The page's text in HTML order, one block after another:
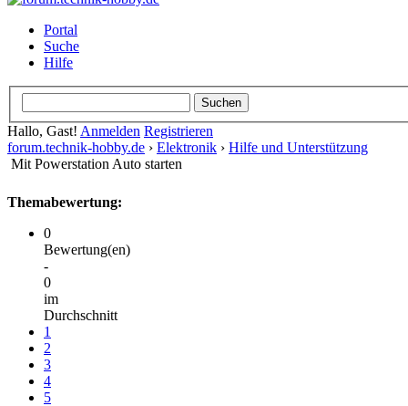
Portal
Suche
Hilfe
Hallo, Gast! Anmelden Registrieren
forum.technik-hobby.de › Elektronik › Hilfe und Unterstützung
Mit Powerstation Auto starten
Themabewertung:
0
Bewertung(en)
-
0
im
Durchschnitt
1
2
3
4
5